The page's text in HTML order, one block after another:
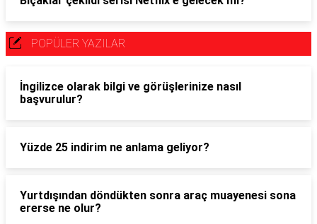
POPÜLER YAZILAR
İngilizce olarak bilgi ve görüşlerinize nasıl
başvurulur?
Yüzde 25 indirim ne anlama geliyor?
Yurtdışından döndükten sonra araç muayenesi sona
ererse ne olur?